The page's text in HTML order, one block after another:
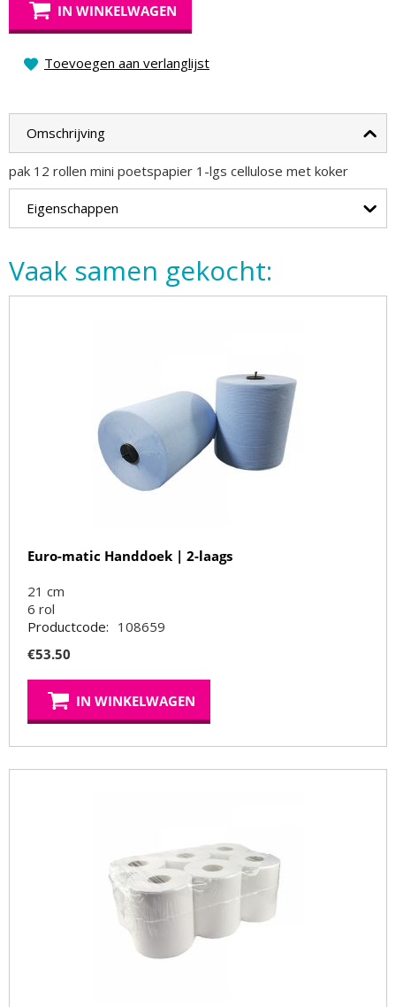
IN WINKELWAGEN
Toevoegen aan verlanglijst
Omschrijving
pak 12 rollen mini poetspapier 1-lgs cellulose met koker
Eigenschappen
Vaak samen gekocht:
Euro-matic Handdoek | 2-laags
21 cm
6 rol
Productcode: 108659
€53.50
IN WINKELWAGEN